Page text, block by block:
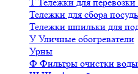
Тележки для сбора
Тележки шпильки для
У Уличные обогреватели
Урны
Ф Фильтры очистки